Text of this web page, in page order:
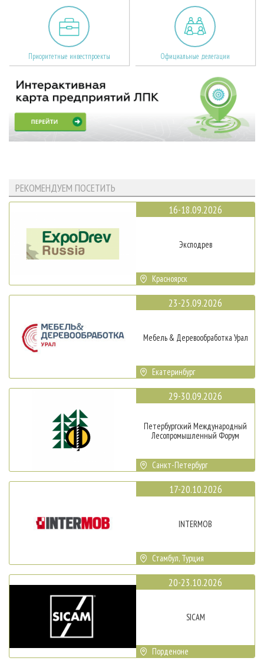
Приоритетные инвестпроекты Официальные делегации
РЕКОМЕНДУЕМ ПОСЕТИТЬ
16-18.09.2026
Эксподрев
Красноярск
23-25.09.2026
Мебель & Деревообработка Урал
Екатеринбург
29-30.09.2026
Петербургский Международный
Лесопромышленный Форум
Санкт-Петербург
17-20.10.2026
INTERMOB
Стамбул, Турция
20-23.10.2026
SICAM
Порденоне